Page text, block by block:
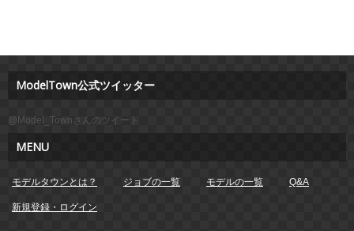
ModelTown公式ツイッター
@Model_Townさんのツイート
MENU
モデルタウンとは？ ジョブの一覧 モデルの一覧 Q&A
新規登録・ログイン